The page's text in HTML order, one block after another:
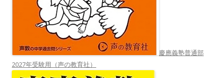
慶應義塾普通部
2027年受験用（声の教育社）